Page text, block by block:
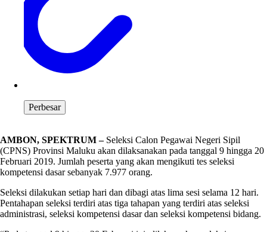
Perbesar
AMBON, SPEKTRUM – Seleksi Calon Pegawai Negeri Sipil
(CPNS) Provinsi Maluku akan dilaksanakan pada tanggal 9 hingga 20
Februari 2019. Jumlah peserta yang akan mengikuti tes seleksi
kompetensi dasar sebanyak 7.977 orang.
Seleksi dilakukan setiap hari dan dibagi atas lima sesi selama 12 hari.
Pentahapan seleksi terdiri atas tiga tahapan yang terdiri atas seleksi
administrasi, seleksi kompetensi dasar dan seleksi kompetensi bidang.